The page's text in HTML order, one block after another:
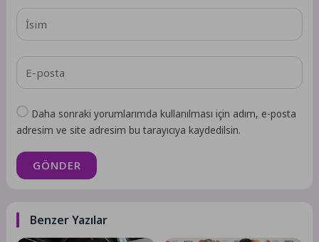
Daha sonraki yorumlarımda kullanılması için adım, e-posta
adresim ve site adresim bu tarayıcıya kaydedilsin.
GÖNDER
Benzer Yazılar